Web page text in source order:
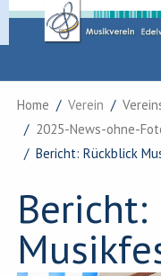
Home Verein
2025-News-ohne-
Bericht: Rückblick